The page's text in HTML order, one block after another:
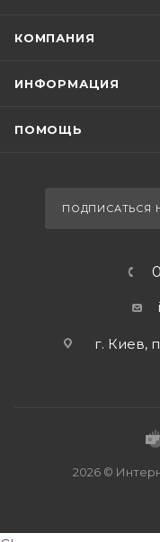
КОМПАНИЯ
ИНФОРМАЦИЯ
ПОМОЩЬ
ПОДПИСАТЬСЯ
г. Киев,
2026 ©